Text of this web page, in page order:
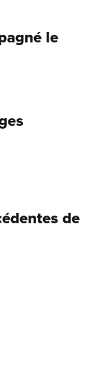
le
de